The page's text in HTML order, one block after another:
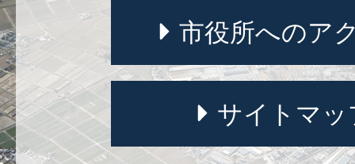
市役所へのア
サイトマッ